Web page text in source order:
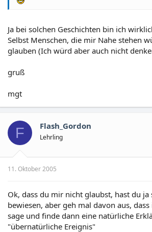
Ja bei solchen Geschichten bin ich
Selbst Menschen, die mir Nahe stehen
glauben (Ich würd aber auch nicht
gruß
mgt
F Flash_Gordon
Lehrling
11. Oktober 2005
Ok, dass du mir nicht glaubst, hast du
bewiesen, aber geh mal davon aus,
sage und finde dann eine natürliche
"übernatürliche Ereignis"